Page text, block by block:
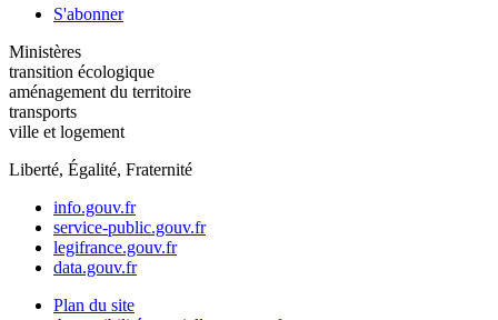
S'abonner
Ministères
transition écologique
aménagement du territoire
transports
ville et logement
Liberté, Égalité, Fraternité
info.gouv.fr
service-public.gouv.fr
legifrance.gouv.fr
data.gouv.fr
Plan du site